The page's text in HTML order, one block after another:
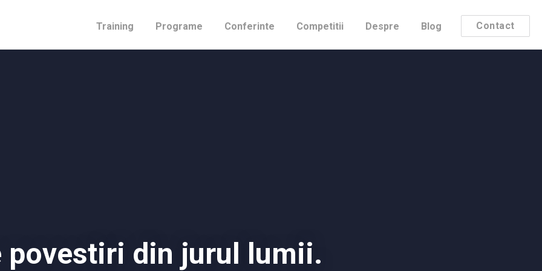
Training Programe Conferinte Competitii Despre Blog Contact
povestiri din jurul lumii.